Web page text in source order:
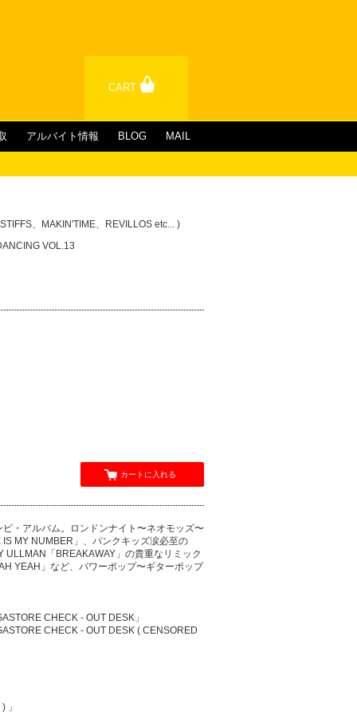
CART
アルバイト情報 BLOG MAIL
、MAKIN'TIME、REVILLOS etc... )
VOL.13
カートに入れる
・アルバム。ロンドンナイト〜ネオモッズ〜
MY NUMBER」、パンクキッズ涙必至の
ULLMAN「BREAKAWAY」の貴重なリミック
YEAH」など、パワーポップ〜ギターポップ
CHECK - OUT DESK」
CHECK - OUT DESK ( CENSORED
」